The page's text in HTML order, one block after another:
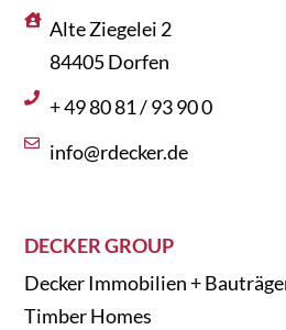
Alte Ziegelei 2
84405 Dorfen
+ 49 80 81 / 93 90 0
info@rdecker.de
DECKER GROUP
Decker Immobilien +
Timber Homes